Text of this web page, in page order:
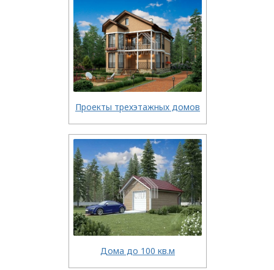
Проекты трехэтажных домов
Дома до 100 кв.м